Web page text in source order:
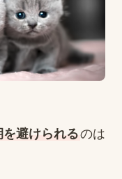
避けられるのは